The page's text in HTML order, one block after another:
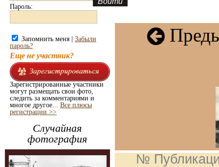
Пароль:
Запомнить меня | Забыли
пароль?
Еще не участник?
Зарегистрированные участники
могут размещать свои фото,
следить за комментариями и
многое другое... Все плюсы
регистрации >>
Случайная
фотография
№